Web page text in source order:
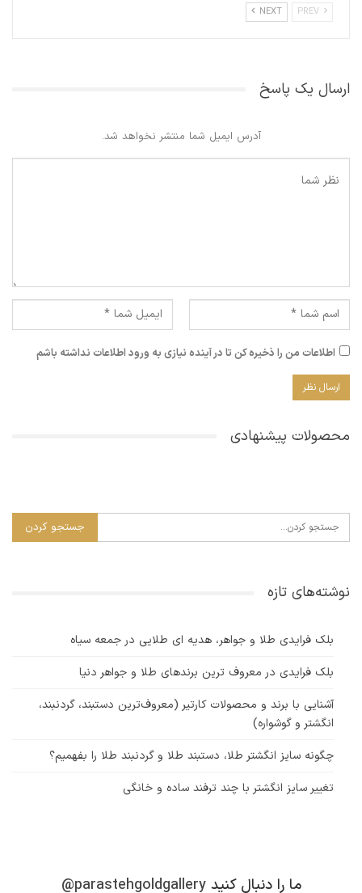
NEXT
ارسال یک پاسخ
آدرس ایمیل شما منتشر نخواهد شد.
اطلاعات من را ذخیره کن تا در آینده نیازی به ورود اطلاعات نداشته باشم
محصولات پیشنهادی
نوشته‌های تازه
بلک فرایدی طلا و جواهر، هدیه ای طلایی در جمعه سیاه
بلک فرایدی در معروف ترین برندهای طلا و جواهر دنیا
آشنایی با برند و محصولات کارتیر (معروف‌ترین دستبند، گردنبند،
انگشتر و گوشواره)
چگونه سایز انگشتر طلا، دستبند طلا و گردنبند طلا را بفهمیم؟
تغییر سایز انگشتر با چند ترفند ساده و خانگی
ما را دنبال کنید@parastehgoldgallery